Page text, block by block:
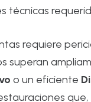
técnicas
requiere
superan
o un eficiente